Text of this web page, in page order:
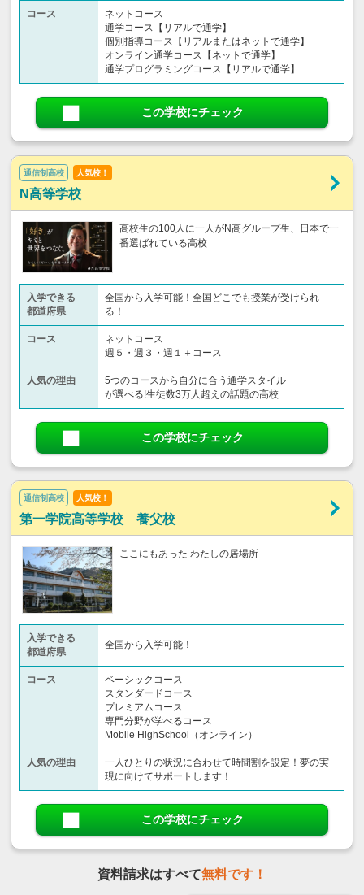
コース
ネットコース
通学コース【リアルで通学】
個別指導コース【リアルまたはネットで通学】
オンライン通学コース【ネットで通学】
通学プログラミングコース【リアルで通学】
この学校にチェック
通信制高校 人気校！
N高等学校
高校生の100人に一人がN高グループ生、日本で一
番選ばれている高校
入学できる
都道府県
全国から入学可能！全国どこでも授業が受けられ
る！
コース
ネットコース
週５・週３・週１＋コース
人気の理由
5つのコースから自分に合う通学スタイル
が選べる!生徒数3万人超えの話題の高校
この学校にチェック
通信制高校 人気校！
第一学院高等学校 養父校
ここにもあった わたしの居場所
入学できる
都道府県
全国から入学可能！
コース
ベーシックコース
スタンダードコース
プレミアムコース
専門分野が学べるコース
Mobile HighSchool（オンライン）
人気の理由
一人ひとりの状況に合わせて時間割を設定！夢の実
現に向けてサポートします！
この学校にチェック
資料請求はすべて無料です！